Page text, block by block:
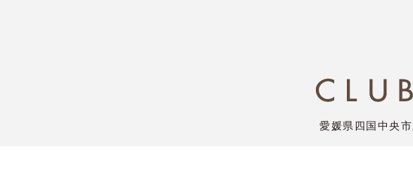
愛媛県四国中央